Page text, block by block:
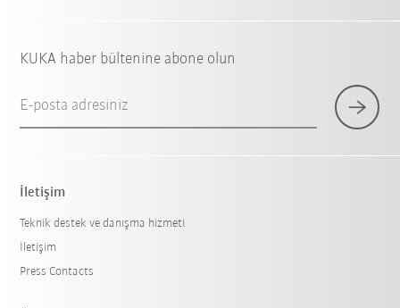
KUKA haber bültenine abone olun
E-posta adresiniz
İletişim
Teknik destek ve danışma hizmeti
İletişim
Press Contacts